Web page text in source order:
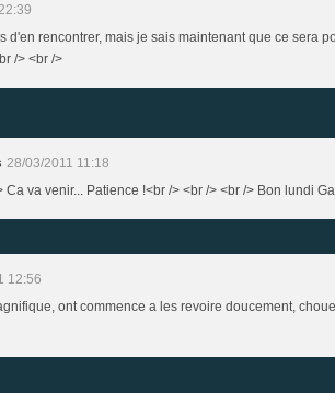
d'en rencontrer, mais je sais maintenant que ce sera
/> <br />
28/03/2011 11:18
Ca va venir... Patience !<br /> <br /> <br /> Bon lundi
12:56
ont commence a les revoire doucement,